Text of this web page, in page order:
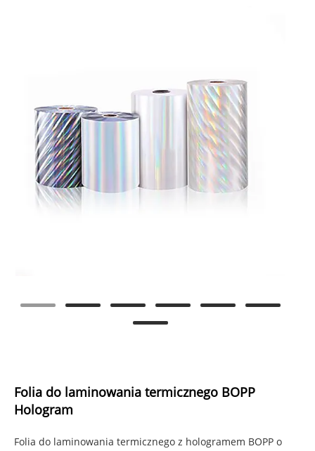
Folia do laminowania termicznego BOPP
Hologram
Folia do laminowania termicznego z hologramem BOPP o